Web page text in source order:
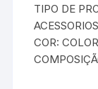
TIPO DE
ACESSORIOS
COR: